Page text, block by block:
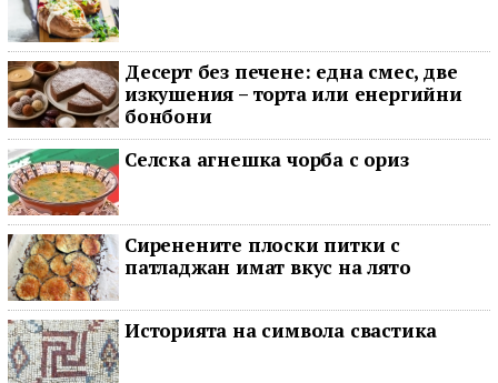
Десерт без печене: една смес, две
изкушения – торта или енергийни
бонбони
Селска агнешка чорба с ориз
Сиренените плоски питки с
патладжан имат вкус на лято
Историята на символа свастика